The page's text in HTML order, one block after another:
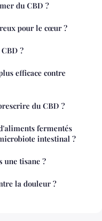
du CBD ?
pour le cœur ?
?
efficace contre
du CBD ?
fermentés
intestinal ?
une tisane ?
la douleur ?